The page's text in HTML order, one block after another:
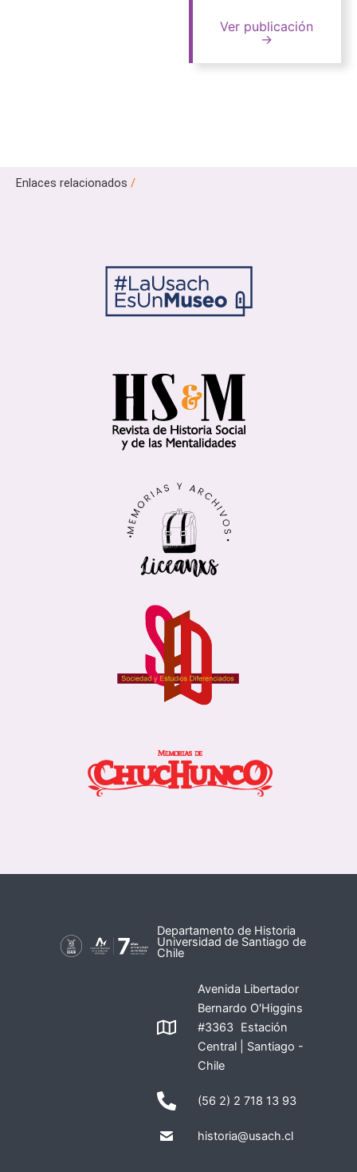
Ver publicación
→
Enlaces relacionados /
Departamento de Historia
Universidad de Santiago de
Chile
Avenida Libertador
Bernardo O'Higgins
#3363 Estación
Central | Santiago -
Chile
(56 2) 2 718 13 93
historia@usach.cl